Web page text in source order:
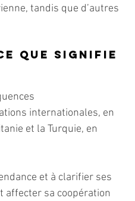
tandis que d’autres
que signifie
internationales, en
et la Turquie, en
et à clarifier ses
affecter sa coopération